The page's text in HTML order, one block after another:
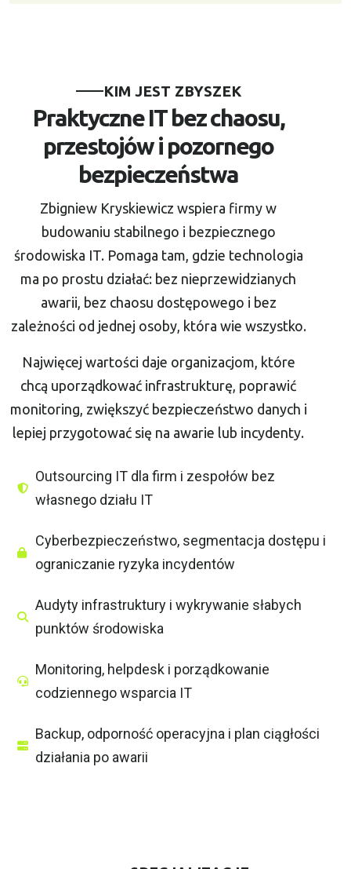
KIM JEST ZBYSZEK
Praktyczne IT bez chaosu,
przestojów i pozornego
bezpieczeństwa
Zbigniew Kryskiewicz wspiera firmy w
budowaniu stabilnego i bezpiecznego
środowiska IT. Pomaga tam, gdzie technologia
ma po prostu działać: bez nieprzewidzianych
awarii, bez chaosu dostępowego i bez
zależności od jednej osoby, która wie wszystko.
Najwięcej wartości daje organizacjom, które
chcą uporządkować infrastrukturę, poprawić
monitoring, zwiększyć bezpieczeństwo danych i
lepiej przygotować się na awarie lub incydenty.
Outsourcing IT dla firm i zespołów bez
własnego działu IT
Cyberbezpieczeństwo, segmentacja dostępu i
ograniczanie ryzyka incydentów
Audyty infrastruktury i wykrywanie słabych
punktów środowiska
Monitoring, helpdesk i porządkowanie
codziennego wsparcia IT
Backup, odporność operacyjna i plan ciągłości
działania po awarii